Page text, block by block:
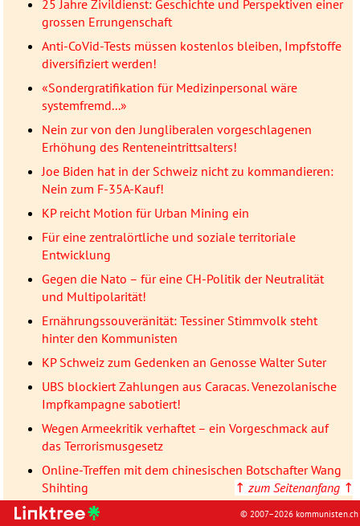
25 Jahre Zivildienst: Geschichte und Perspektiven einer
grossen Errungenschaft
Anti-CoVid-Tests müssen kostenlos bleiben, Impfstoffe
diversifiziert werden!
«Sondergratifikation für Medizinpersonal wäre
systemfremd...»
Nein zur von den Jungliberalen vorgeschlagenen
Erhöhung des Renteneintrittsalters!
Joe Biden hat in der Schweiz nicht zu kommandieren:
Nein zum F-35A-Kauf!
KP reicht Motion für Urban Mining ein
Für eine zentralörtliche und soziale territoriale
Entwicklung
Gegen die Nato – für eine CH-Politik der Neutralität
und Multipolarität!
Ernährungssouveränität: Tessiner Stimmvolk steht
hinter den Kommunisten
KP Schweiz zum Gedenken an Genosse Walter Suter
UBS blockiert Zahlungen aus Caracas. Venezolanische
Impfkampagne sabotiert!
Wegen Armeekritik verhaftet – ein Vorgeschmack auf
das Terrorismusgesetz
Online-Treffen mit dem chinesischen Botschafter Wang
Shihting
Keine Strategie der Spannung: Die Kommunisten
↑ zum Seitenanfang ↑
© 2007–2026 kommunisten.ch